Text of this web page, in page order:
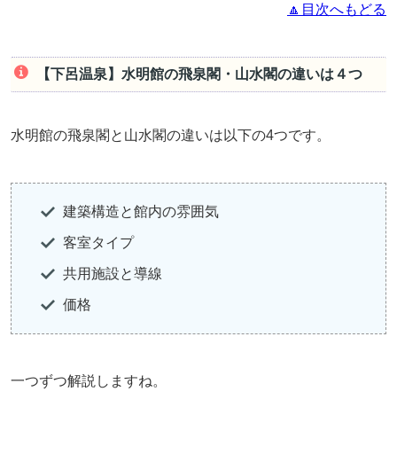
🔼目次へもどる
【下呂温泉】水明館の飛泉閣・山水閣の違いは４つ
水明館の飛泉閣と山水閣の違いは以下の4つです。
建築構造と館内の雰囲気
客室タイプ
共用施設と導線
価格
一つずつ解説しますね。